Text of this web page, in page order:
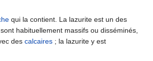
qui la contient. La lazurite est un des
habituellement massifs ou disséminés,
des calcaires ; la lazurite y est